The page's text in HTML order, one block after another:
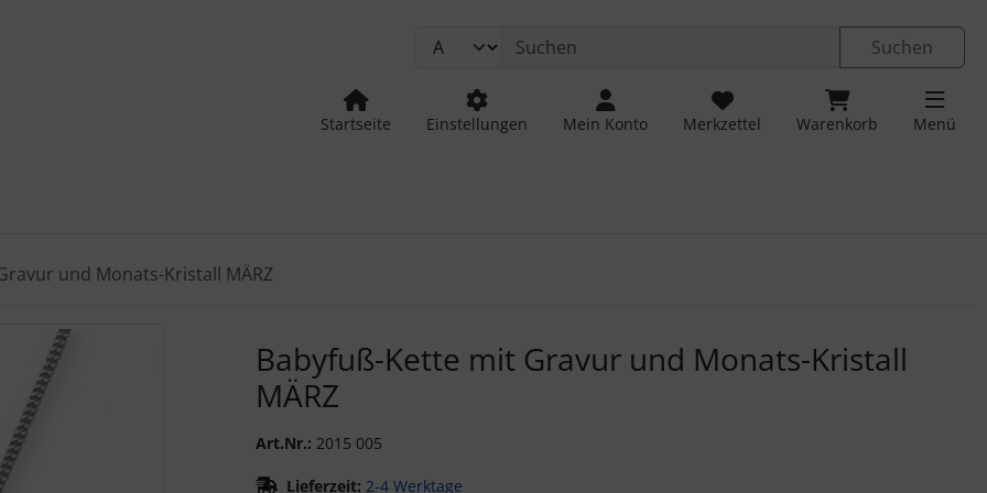
Suchen
Startseite Einstellungen Mein Konto Merkzettel Warenkorb Menü
und Monats-Kristall MÄRZ
Babyfuß-Kette mit Gravur und Monats-Kristall
MÄRZ
Art.Nr.: 2015 005
Lieferzeit: 2-4 Werktage
" und "Vor-Button" nutzen, um zwischen den Bildern zu navigieren. Zum Vergrößern klicken Sie auf das Bild.